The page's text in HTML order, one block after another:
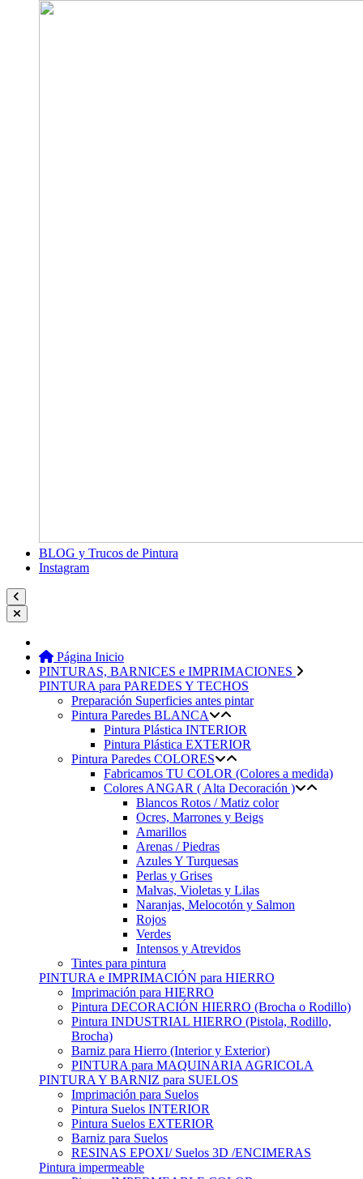
BLOG y Trucos de Pintura
Instagram
Página Inicio
PINTURAS, BARNICES e IMPRIMACIONES
PINTURA para PAREDES Y TECHOS
Preparación Superficies antes pintar
Pintura Paredes BLANCA
Pintura Plástica INTERIOR
Pintura Plástica EXTERIOR
Pintura Paredes COLORES
Fabricamos TU COLOR (Colores a medida)
Colores ANGAR ( Alta Decoración )
Blancos Rotos / Matiz color
Ocres, Marrones y Beigs
Amarillos
Arenas / Piedras
Azules Y Turquesas
Perlas y Grises
Malvas, Violetas y Lilas
Naranjas, Melocotón y Salmon
Rojos
Verdes
Intensos y Atrevidos
Tintes para pintura
PINTURA e IMPRIMACIÓN para HIERRO
Imprimación para HIERRO
Pintura DECORACIÓN HIERRO (Brocha o Rodillo)
Pintura INDUSTRIAL HIERRO (Pistola, Rodillo,
Brocha)
Barniz para Hierro (Interior y Exterior)
PINTURA para MAQUINARIA AGRICOLA
PINTURA Y BARNIZ para SUELOS
Imprimación para Suelos
Pintura Suelos INTERIOR
Pintura Suelos EXTERIOR
Barniz para Suelos
RESINAS EPOXI/ Suelos 3D /ENCIMERAS
Pintura impermeable